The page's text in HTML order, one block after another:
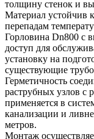
толщину стенок и
Материал устойчив
перепадам
Горловина Dn800 с
доступ для
установку на
существующие
Герметичность
раструбных узлов с
применяется в
канализации и
метров.
Монтаж